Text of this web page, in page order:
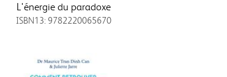
L'énergie du paradoxe
ISBN13: 9782220065670